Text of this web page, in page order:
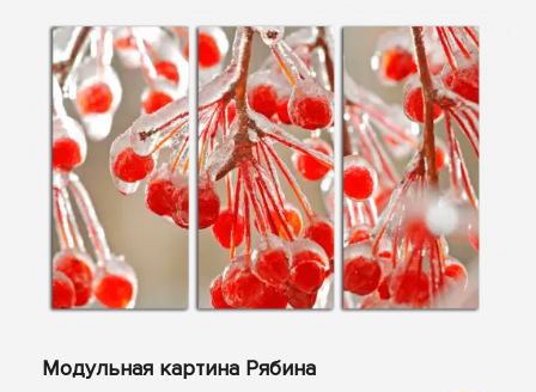
Модульная картина Рябина